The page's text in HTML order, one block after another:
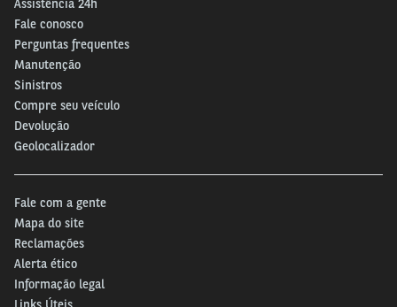
Assistência 24h
Fale conosco
Perguntas frequentes
Manutenção
Sinistros
Compre seu veículo
Devolução
Geolocalizador
Fale com a gente
Mapa do site
Reclamações
Alerta ético
Informação legal